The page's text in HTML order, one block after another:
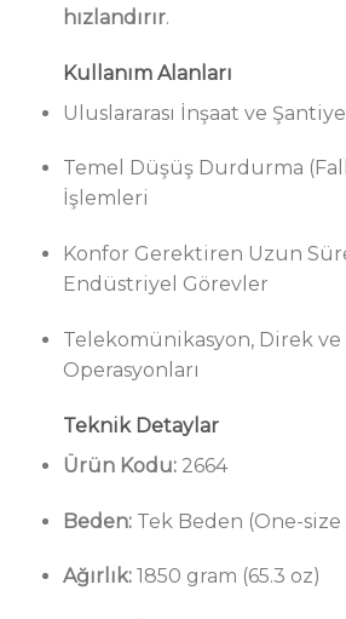
hızlandırır.
Kullanım Alanları
Uluslararası İnşaat ve
Temel Düşüş Durdurma
İşlemleri
Konfor Gerektiren Uzun
Endüstriyel Görevler
Telekomünikasyon, Direk ve
Operasyonları
Teknik Detaylar
Ürün Kodu:2664
Beden:Tek Beden (One-size
Ağırlık:1850 gram (65.3 oz)